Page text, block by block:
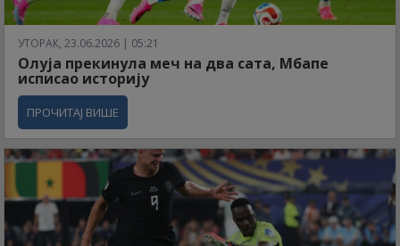
УТОРАК, 23.06.2026 | 05:21
Олуја прекинула меч на два сата, Мбапе
исписао историју
ПРОЧИТАЈ ВИШЕ